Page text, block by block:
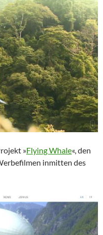
»Flying Whale«, den
inmitten des